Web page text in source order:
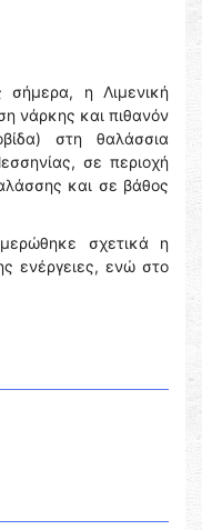
σήμερα, η Λιμενική
νάρκης και πιθανόν
στη θαλάσσια
σε περιοχή
και σε βάθος
σχετικά η
ενέργειες, ενώ στο